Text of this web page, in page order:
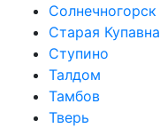
Солнечногорск
Старая Купавна
Ступино
Талдом
Тамбов
Тверь